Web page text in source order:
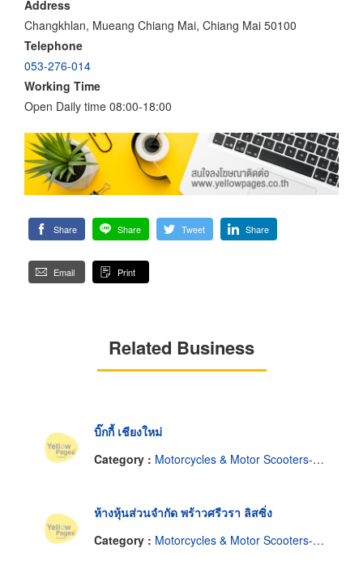
Address
Changkhlan, Mueang Chiang Mai, Chiang Mai 50100
Telephone
053-276-014
Working Time
Open Daily time 08:00-18:00
Share Share Tweet Share
Email Print
Related Business
บิ๊กกี้ เชียงใหม่
Category : Motorcycles & Motor Scooters-Renting & Leasing
ห้างหุ้นส่วนจำกัด พร้าวศรีวรา ลิสซิ่ง
Category : Motorcycles & Motor Scooters-Renting & Leasing